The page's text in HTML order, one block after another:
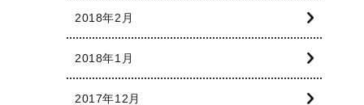
2018年2月
2018年1月
2017年12月